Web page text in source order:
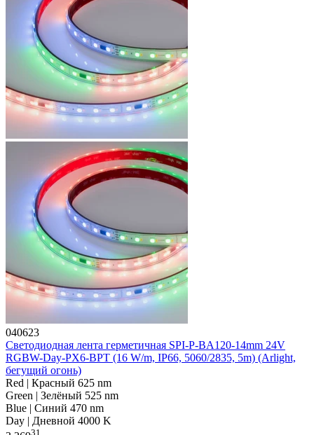
040623
Светодиодная лента герметичная SPI-P-BA120-14mm 24V
RGBW-Day-PX6-BPT (16 W/m, IP66, 5060/2835, 5m) (Arlight,
бегущий огонь)
Red | Красный 625 nm
Green | Зелёный 525 nm
Blue | Синий 470 nm
Day | Дневной 4000 K
31